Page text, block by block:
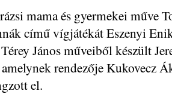
mama és gyermekei műve
című vígjátékát Eszenyi
János műveiből készült
rendezője Kukovecz
el.